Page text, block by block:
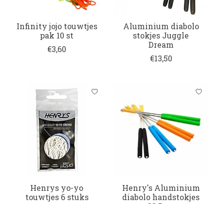
Infinity jojo touwtjes
pak 10 st
€3,60
Aluminium diabolo
stokjes Juggle
Dream
€13,50
Henrys yo-yo
touwtjes 6 stuks
Henry's Aluminium
diabolo handstokjes